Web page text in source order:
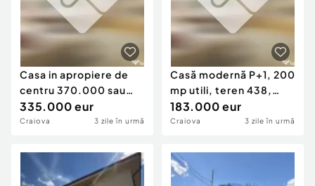
Casa in apropiere de
centru 370.000 sau
duplex intreg 670...
335.000 eur
Craiova 3 zile în urmă
Casă modernă P+1, 200
mp utili, teren 438,
alee privată,
183.000 eur
Craiova 3 zile în urmă